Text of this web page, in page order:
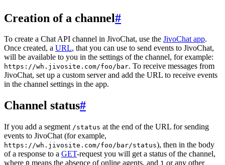
Creation of a channel#
To create a Chat API channel in JivoChat, use the JivoChat app.
Once created, a URL, that you can use to send events to JivoChat,
will be available to you in the settings of the channel, for example:
https://wh.jivosite.com/foo/bar. To receive messages from
JivoChat, set up a custom server and add the URL to receive events
in the channel settings in the app.
Channel status#
If you add a segment /status at the end of the URL for sending
events to JivoChat (for example,
https://wh.jivosite.com/foo/bar/status), then in the body
of a response to a GET-request you will get a status of the channel,
where 0 means the absence of online agents, and 1 or any other